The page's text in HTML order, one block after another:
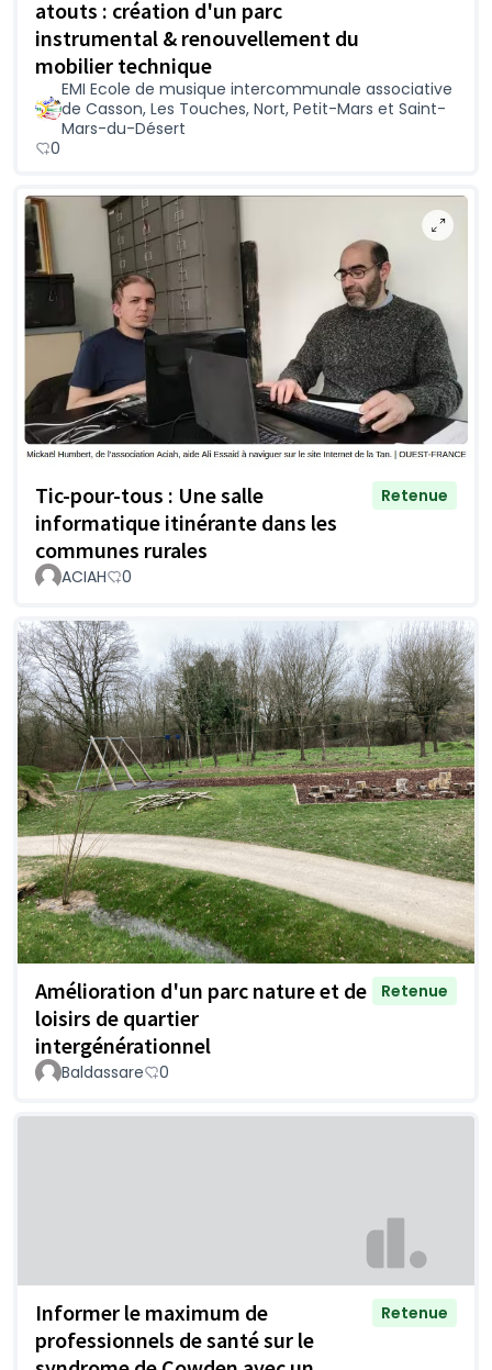
atouts : création d'un parc
instrumental & renouvellement du
mobilier technique
EMI Ecole de musique intercommunale associative
de Casson, Les Touches, Nort, Petit-Mars et Saint-
Mars-du-Désert
0
Tic-pour-tous : Une salle
informatique itinérante dans les
communes rurales
Retenue
ACIAH 0
Amélioration d'un parc nature et de
loisirs de quartier
intergénérationnel
Retenue
Baldassare 0
Informer le maximum de
professionnels de santé sur le
Retenue